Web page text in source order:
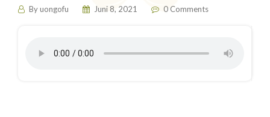
Byuongofu Juni 8, 2021 0 Comments